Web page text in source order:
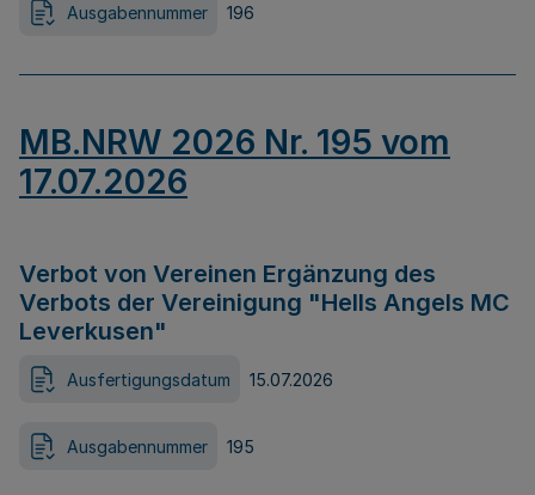
Ausgabennummer 196
MB.NRW 2026 Nr. 195 vom
17.07.2026
Verbot von Vereinen Ergänzung des
Verbots der Vereinigung "Hells Angels MC
Leverkusen"
Ausfertigungsdatum 15.07.2026
Ausgabennummer 195